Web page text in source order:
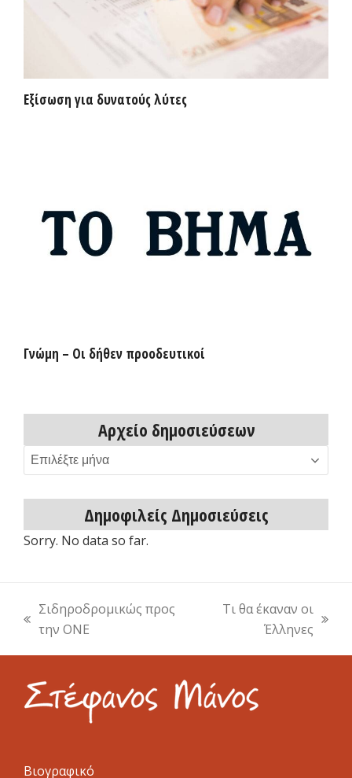
Εξίσωση για δυνατούς λύτες
Γνώμη – Οι δήθεν προοδευτικοί
Αρχείο δημοσιεύσεων
Αρχείο
δημοσιεύσεων
Δημοφιλείς Δημοσιεύσεις
Sorry. No data so far.
previous
Σιδηροδρομικώς προς
την ΟΝΕ
Τι θα έκαναν οι
Έλληνες
Βιογραφικό